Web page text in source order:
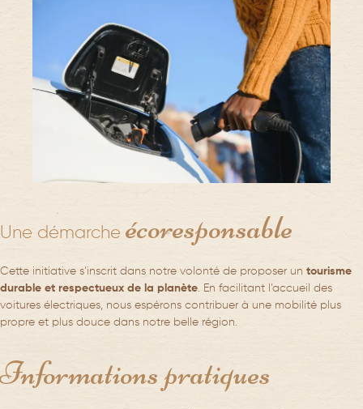
Une démarche écoresponsable
Cette initiative s’inscrit dans notre volonté de proposer un tourisme
durable et respectueux de la planète. En facilitant l’accueil des
voitures électriques, nous espérons contribuer à une mobilité plus
propre et plus douce dans notre belle région.
Informations pratiques